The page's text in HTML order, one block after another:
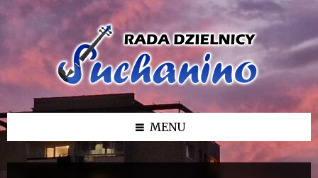
Przejdź
Przejdź
bocznego
Przejdź
MENU